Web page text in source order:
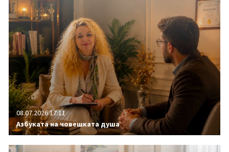
08.07.2026 17:11
Азбуката на човешката душа